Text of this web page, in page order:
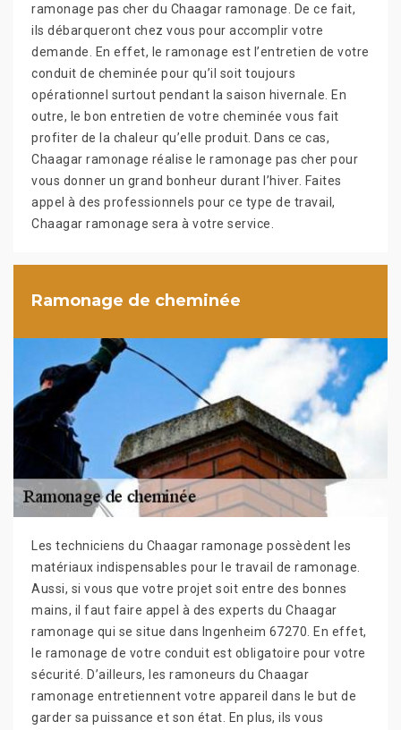
ramonage pas cher du Chaagar ramonage. De ce fait,
ils débarqueront chez vous pour accomplir votre
demande. En effet, le ramonage est l’entretien de votre
conduit de cheminée pour qu’il soit toujours
opérationnel surtout pendant la saison hivernale. En
outre, le bon entretien de votre cheminée vous fait
profiter de la chaleur qu’elle produit. Dans ce cas,
Chaagar ramonage réalise le ramonage pas cher pour
vous donner un grand bonheur durant l’hiver. Faites
appel à des professionnels pour ce type de travail,
Chaagar ramonage sera à votre service.
Ramonage de cheminée
Les techniciens du Chaagar ramonage possèdent les
matériaux indispensables pour le travail de ramonage.
Aussi, si vous que votre projet soit entre des bonnes
mains, il faut faire appel à des experts du Chaagar
ramonage qui se situe dans Ingenheim 67270. En effet,
le ramonage de votre conduit est obligatoire pour votre
sécurité. D’ailleurs, les ramoneurs du Chaagar
ramonage entretiennent votre appareil dans le but de
garder sa puissance et son état. En plus, ils vous